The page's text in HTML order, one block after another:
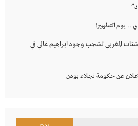
.. يوم التطهير!
المغربي تشجب وجود ابراهيم غالي في
عن حكومة نجلاء بودن